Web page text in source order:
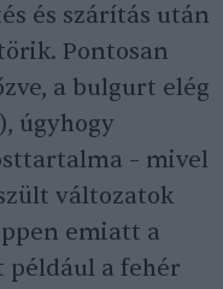
és szárítás után
Pontosan
a bulgurt elég
úgyhogy
– mivel
változatok
emiatt a
például a fehér